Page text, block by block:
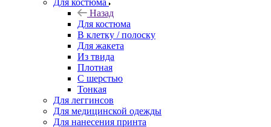
Для костюма
Назад
Для костюма
В клетку / полоску
Для жакета
Из твида
Плотная
С шерстью
Тонкая
Для леггинсов
Для медицинской одежды
Для нанесения принта